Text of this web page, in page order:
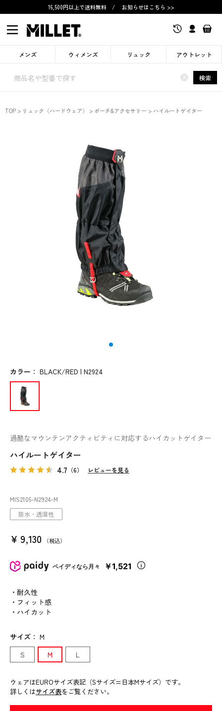
16,500円以上で送料無料 / お知らせはこちら >>
メンズ ウィメンズ リュック アウトレット
× 検索
TOP リュック（ハードウェア） ポーチ&アクセサリー ハイルートゲイター
過酷なマウンテンアクティビティに対応するハイカットゲイター
ハイルートゲイター
4.7 （6） レビューを見る
MIS2105-N2924-M
防水・透湿性
¥ 9,130 税込
ペイディなら月々 ￥1,521
・耐久性
・フィット感
・ハイカット
カラー ： BLACK/RED | N2924
サイズ ： M
S
M L
ウェアはEUROサイズ表記（Sサイズ=日本Mサイズ）です。
詳しくはサイズ表をご覧ください。